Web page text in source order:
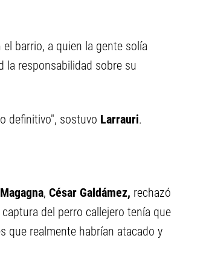
barrio, a quien la gente solía
la responsabilidad sobre su
definitivo", sostuvo Larrauri.
, César Galdámez, rechazó
del perro callejero tenía que
que realmente habrían atacado y